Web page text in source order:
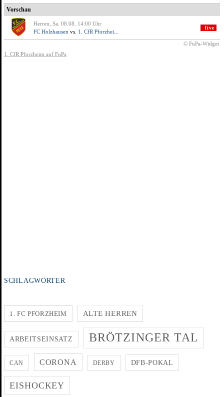
SCHLAGWÖRTER
1. FC PFORZHEIM ALTE HERREN
ARBEITSEINSATZ BRÖTZINGER TAL
CAN CORONA DERBY DFB-POKAL
EISHOCKEY